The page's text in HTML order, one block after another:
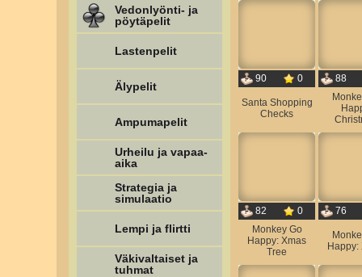
Vedonlyönti- ja
pöytäpelit
Lastenpelit
Älypelit
Ampumapelit
Urheilu ja vapaa-
aika
Strategia ja
simulaatio
Lempi ja flirtti
Väkivaltaiset ja
tuhmat
90 0
Santa Shopping
Checks
88
82
0
Monkey Go
Happy: Xmas
Tree
76
Happy: